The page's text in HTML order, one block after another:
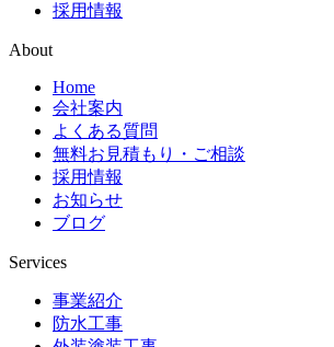
採用情報
About
Home
会社案内
よくある質問
無料お見積もり・ご相談
採用情報
お知らせ
ブログ
Services
事業紹介
防水工事